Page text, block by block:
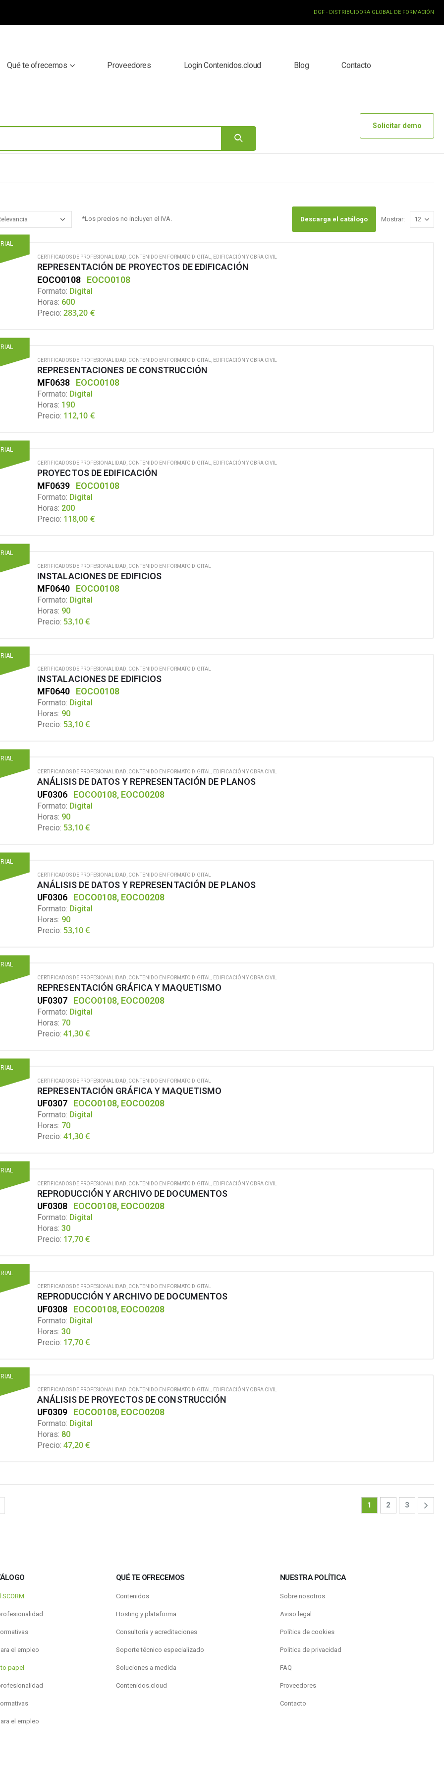
DGF - DISTRIBUIDORA GLOBAL DE FORMACIÓN
Qué te ofrecemos Proveedores Login Contenidos.cloud Blog Contacto
Solicitar demo
*Los precios no incluyen el IVA. Descarga el catálogo Mostrar:
CERTIFICADOS DE PROFESIONALIDAD, CONTENIDO EN FORMATO DIGITAL, EDIFICACIÓN Y OBRA CIVIL
REPRESENTACIÓN DE PROYECTOS DE EDIFICACIÓN
EOCO0108
EOCO0108
Formato: Digital
Horas: 600
Precio: 283,20 €
CERTIFICADOS DE PROFESIONALIDAD CONTENIDO EN FORMATO DIGITAL EDIFICACIÓN Y OBRA CIVIL
REPRESENTACIONES DE CONSTRUCCIÓN
MF0638
EOCO0108
Formato: Digital
Horas: 190
Precio: 112,10 €
CERTIFICADOS DE PROFESIONALIDAD CONTENIDO EN FORMATO DIGITAL EDIFICACIÓN Y OBRA CIVIL
PROYECTOS DE EDIFICACIÓN
MF0639
EOCO0108
Formato: Digital
Horas: 200
Precio: 118,00 €
CERTIFICADOS DE PROFESIONALIDAD CONTENIDO EN FORMATO DIGITAL
INSTALACIONES DE EDIFICIOS
MF0640
EOCO0108
Formato: Digital
Horas: 90
Precio: 53,10€
CERTIFICADOS DE PROFESIONALIDAD CONTENIDO EN FORMATO DIGITAL
INSTALACIONES DE EDIFICIOS
MF0640
EOCO0108
Formato: Digital
Horas: 90
Precio: 53,10€
CERTIFICADOS DE PROFESIONALIDAD, CONTENIDO EN FORMATO DIGITAL, EDIFICACIÓN Y OBRA CIVIL
ANÁLISIS DE DATOS Y REPRESENTACIÓN DE PLANOS
UF0306
EOCO0108, EOCO0208
Formato: Digital
Horas: 90
Precio: 53,10€
CERTIFICADOS DE PROFESIONALIDAD CONTENIDO EN FORMATO DIGITAL
ANÁLISIS DE DATOS Y REPRESENTACIÓN DE PLANOS
UF0306
EOCO0108, EOCO0208
Formato: Digital
Horas: 90
Precio: 53,10€
CERTIFICADOS DE PROFESIONALIDAD CONTENIDO EN FORMATO DIGITAL EDIFICACIÓN Y OBRA CIVIL
REPRESENTACIÓN GRÁFICA Y MAQUETISMO
UF0307
EOCO0108, EOCO0208
Formato: Digital
Horas: 70
Precio: 41,30€
CERTIFICADOS DE PROFESIONALIDAD CONTENIDO EN FORMATO DIGITAL
REPRESENTACIÓN GRÁFICA Y MAQUETISMO
UF0307
EOCO0108, EOCO0208
Formato: Digital
Horas: 70
Precio: 41,30€
CERTIFICADOS DE PROFESIONALIDAD CONTENIDO EN FORMATO DIGITAL EDIFICACIÓN Y OBRA CIVIL
REPRODUCCIÓN Y ARCHIVO DE DOCUMENTOS
UF0308
EOCO0108, EOCO0208
Formato: Digital
Horas: 30
Precio: 17,70€
CERTIFICADOS DE PROFESIONALIDAD, CONTENIDO EN FORMATO DIGITAL
REPRODUCCIÓN Y ARCHIVO DE DOCUMENTOS
UF0308
EOCO0108, EOCO0208
Formato: Digital
Horas: 30
Precio: 17,70€
CERTIFICADOS DE PROFESIONALIDAD CONTENIDO EN FORMATO DIGITAL EDIFICACIÓN Y OBRA CIVIL
ANÁLISIS DE PROYECTOS DE CONSTRUCCIÓN
UF0309
EOCO0108, EOCO0208
Formato: Digital
Horas: 80
Precio: 47,20€
1 2 3
el empleo
papel
el empleo
QUÉ TE OFRECEMOS
Contenidos
Hosting y plataforma
Consultoría y acreditaciones
Soporte técnico especializado
Soluciones a medida
Contenidos.cloud
NUESTRA POLÍTICA
Sobre nosotros
Aviso legal
Política de cookies
Politica de privacidad
FAQ
Proveedores
Contacto